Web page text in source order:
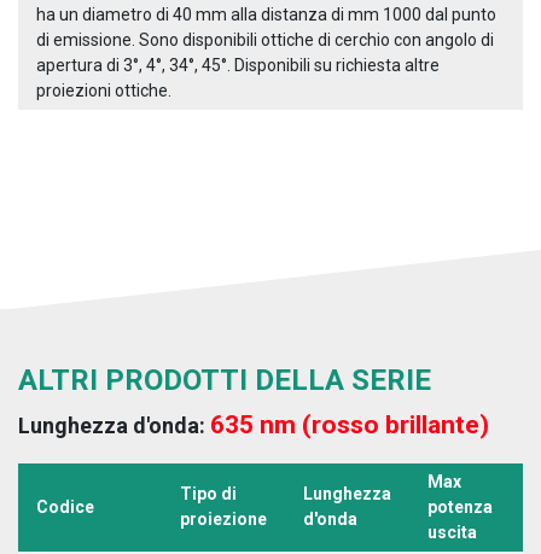
ha un diametro di 40 mm alla distanza di mm 1000 dal punto
di emissione. Sono disponibili ottiche di cerchio con angolo di
apertura di 3°, 4°, 34°, 45°. Disponibili su richiesta altre
proiezioni ottiche.
ALTRI PRODOTTI DELLA SERIE
Lunghezza d'onda: 635 nm (rosso brillante)
Codice
Tipo di
proiezione
Lunghezza
d'onda
Max
potenza
uscita